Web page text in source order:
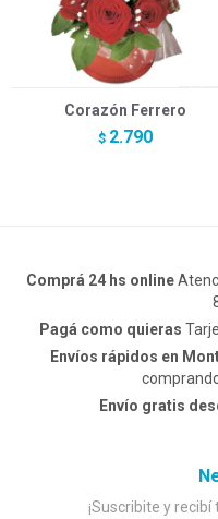
Corazón Ferrero
$ 2.790
Comprá 24 hs online
Pagá como quieras
Envíos rápidos en
Envío gratis
¡Suscribite y